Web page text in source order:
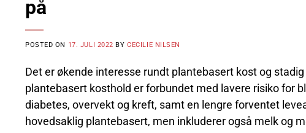
på
POSTED ON 17. JULI 2022 BYCECILIE NILSEN
Det er økende interesse rundt plantebasert kost og
plantebasert kosthold er forbundet med lavere risiko for
diabetes, overvekt og kreft, samt en lengre forventet
hovedsaklig plantebasert, men inkluderer også melk og